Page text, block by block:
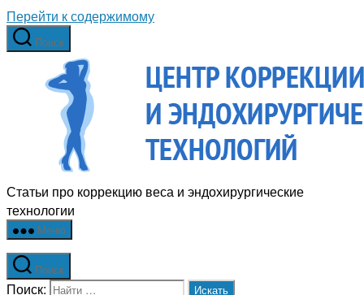
Перейти к содержимому
Поиск
Статьи про коррекцию веса и эндохирургические
технологии
Меню
Поиск
Поиск: